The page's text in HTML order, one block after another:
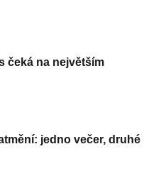
čeká na největším
jedno večer, druhé